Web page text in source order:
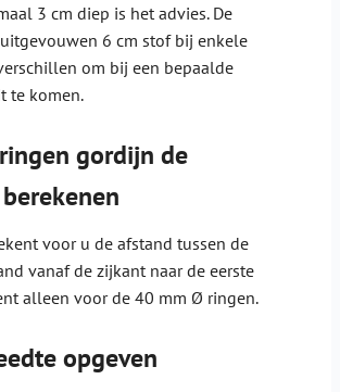
3 cm diep is het advies. De
6 cm stof bij enkele
om bij een bepaalde
te komen.
gordijn de
voor u de afstand tussen de
vanaf de zijkant naar de eerste
alleen voor de 40 mm Ø ringen.
opgeven